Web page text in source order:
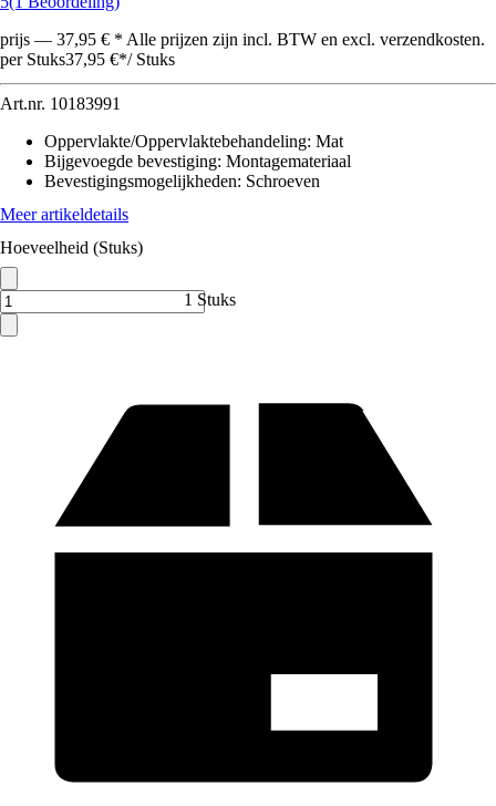
prijs — 37,95 € * Alle prijzen zijn incl. BTW en excl. verzendkosten.
per Stuks37,95 €*/ Stuks
Art.nr. 10183991
Oppervlakte/Oppervlaktebehandeling: Mat
Bijgevoegde bevestiging: Montagemateriaal
Bevestigingsmogelijkheden: Schroeven
Meer artikeldetails
Hoeveelheid (Stuks)
1 Stuks